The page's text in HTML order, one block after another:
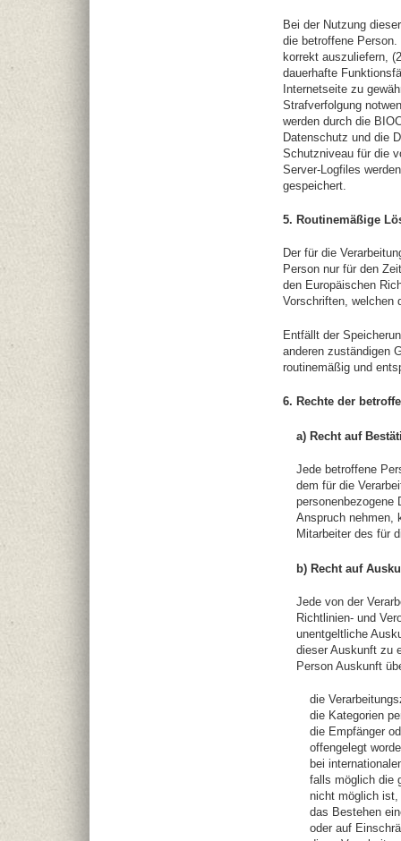
Bei der Nutzung
die betroffene
korrekt auszuliefern,
dauerhafte
Internetseite zu
Strafverfolgung
werden durch die
Datenschutz und die
Schutzniveau für die
Server-Logfiles
gespeichert.
5. Routinemäßige
Der für die
Person nur für den
den Europäischen
Vorschriften, welchen
Entfällt der
anderen zuständigen
routinemäßig und
6. Rechte der
a) Recht auf
Jede betroffene
dem für die
personenbezogene
Anspruch nehmen,
Mitarbeiter des für
b) Recht auf
Jede von der
Richtlinien- und
unentgeltliche
dieser Auskunft zu
Person Auskunft
die
die Kategorien
die Empfänger
offengelegt
bei
falls möglich die
nicht möglich ist,
das Bestehen
oder auf